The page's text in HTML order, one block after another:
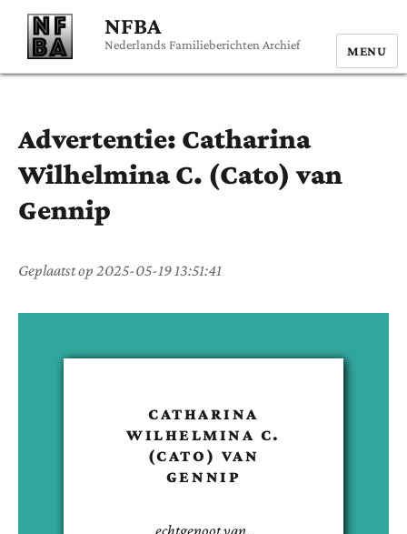
NFBA
Nederlands Familieberichten Archief MENU
Advertentie: Catharina
Wilhelmina C. (Cato) van
Gennip
Geplaatst op 2025-05-19 13:51:41
CATHARINA
WILHELMINA C.
(CATO) VAN
GENNIP
echtgenoot van .